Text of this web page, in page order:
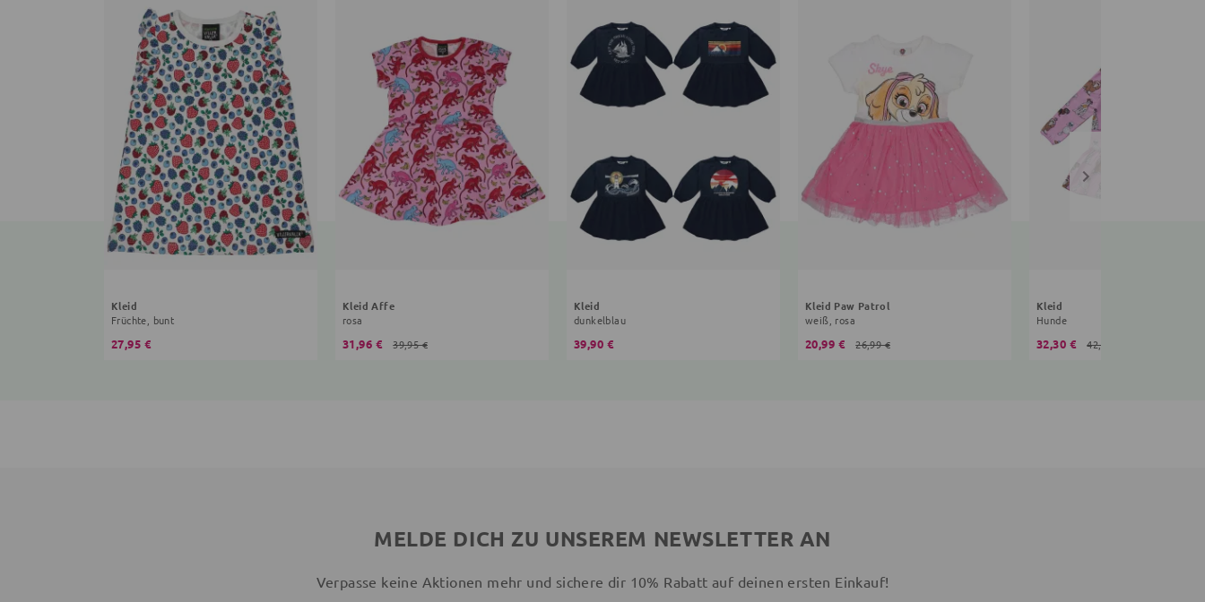
Kleid
Früchte, bunt
27,95 €
Kleid Affe
rosa
31,96 € 39,95 €
Kleid
dunkelblau
39,90 €
Kleid Paw Patrol
weiß, rosa
20,99 € 26,99 €
Kleid
Hunde
32,30 € 42,95 €
MELDE DICH ZU UNSEREM NEWSLETTER AN
Verpasse keine Aktionen mehr und sichere dir 10% Rabatt auf deinen ersten Einkauf!